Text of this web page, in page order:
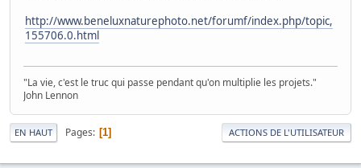
http://www.beneluxnaturephoto.net/forumf/index.php/topic,
155706.0.html
"La vie, c'est le truc qui passe pendant qu'on multiplie les projets."
John Lennon
EN HAUT Pages 1 ACTIONS DE L'UTILISATEUR